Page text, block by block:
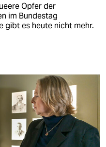
Opfer der
im Bundestag
gibt es heute nicht mehr.